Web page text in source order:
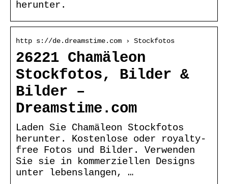
herunter.
http s://de.dreamstime.com › Stockfotos
26221 Chamäleon
Stockfotos, Bilder &
Bilder –
Dreamstime.com
Laden Sie Chamäleon Stockfotos
herunter. Kostenlose oder royalty-
free Fotos und Bilder. Verwenden
Sie sie in kommerziellen Designs
unter lebenslangen, …